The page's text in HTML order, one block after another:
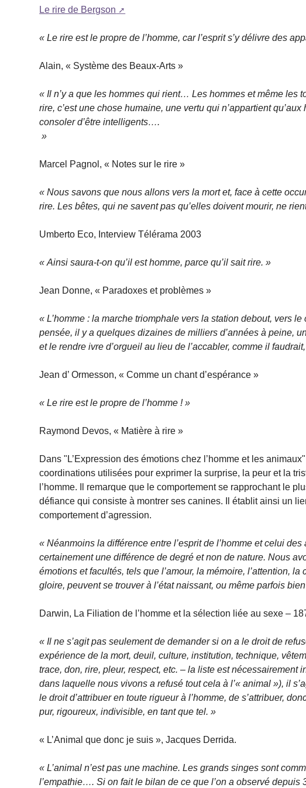
Le rire de Bergson
« Le rire est le propre de l’homme, car l’esprit s’y délivre des
Alain, « Système des Beaux-Arts »
« Il n’y a que les hommes qui rient… Les hommes et même
rire, c’est une chose humaine, une vertu qui n’appartient
consoler d’être intelligents….
»
Marcel Pagnol, « Notes sur le rire »
« Nous savons que nous allons vers la mort et, face à cette
rire. Les bêtes, qui ne savent pas qu’elles doivent mourir, ne
Umberto Eco, Interview Télérama 2003
« Ainsi saura-t-on qu’il est homme, parce qu’il sait rire. »
Jean Donne, « Paradoxes et problèmes »
« L’homme : la marche triomphale vers la station debout, vers le
pensée, il y a quelques dizaines de milliers d’années à peine,
et le rendre ivre d’orgueil au lieu de l’accabler, comme il
Jean d’ Ormesson, « Comme un chant d’espérance »
« Le rire est le propre de l’homme ! »
Raymond Devos, « Matière à rire »
Dans "L’Expression des émotions chez l’homme et les
coordinations utilisées pour exprimer la surprise, la peur et la
l’homme. Il remarque que le comportement se rapprochant le
défiance qui consiste à montrer ses canines. Il établit ainsi un
comportement d’agression.
« Néanmoins la différence entre l’esprit de l’homme et celui
certainement une différence de degré et non de nature. Nous
émotions et facultés, tels que l’amour, la mémoire, l’attention,
gloire, peuvent se trouver à l’état naissant, ou même parfois
Darwin, La Filiation de l’homme et la sélection liée au sexe –
« Il ne s’agit pas seulement de demander si on a le droit de
expérience de la mort, deuil, culture, institution, technique,
trace, don, rire, pleur, respect, etc. – la liste est
dans laquelle nous vivons a refusé tout cela à l’« animal »), il
le droit d’attribuer en toute rigueur à l’homme, de s’attribuer,
pur, rigoureux, indivisible, en tant que tel. »
« L’Animal que donc je suis », Jacques Derrida.
« L’animal n’est pas une machine. Les grands singes sont
l’empathie…. Si on fait le bilan de ce que l’on a observé depuis